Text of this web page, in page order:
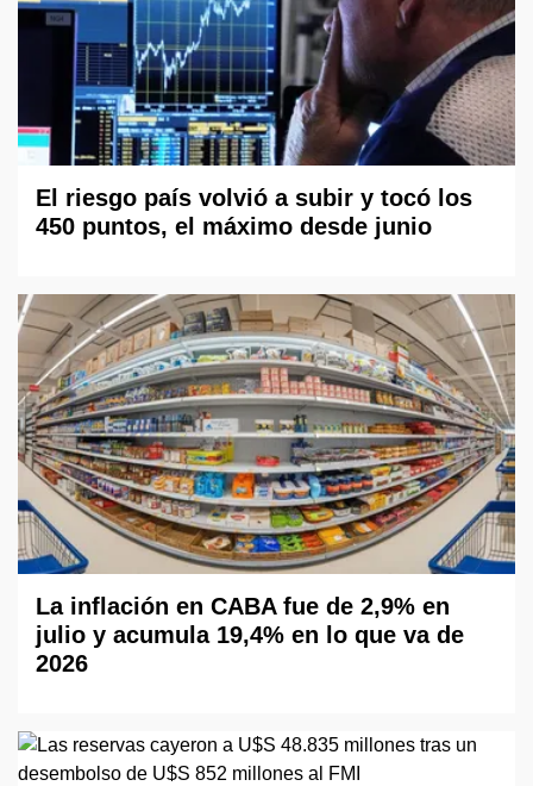
El riesgo país volvió a subir y tocó los
450 puntos, el máximo desde junio
La inflación en CABA fue de 2,9% en
julio y acumula 19,4% en lo que va de
2026